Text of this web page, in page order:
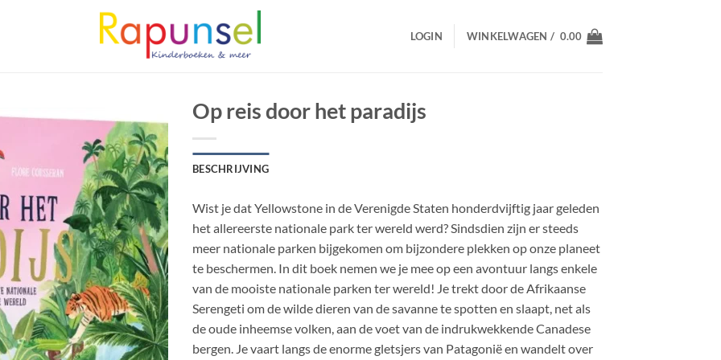
LOGIN WINKELWAGEN / 0.00
Op reis door het paradijs
BESCHRIJVING
Wist je dat Yellowstone in de Verenigde Staten honderdvijftig jaar geleden
het allereerste nationale park ter wereld werd? Sindsdien zijn er steeds
meer nationale parken bijgekomen om bijzondere plekken op onze planeet
te beschermen. In dit boek nemen we je mee op een avontuur langs enkele
van de mooiste nationale parken ter wereld! Je trekt door de Afrikaanse
Serengeti om de wilde dieren van de savanne te spotten en slaapt, net als
de oude inheemse volken, aan de voet van de indrukwekkende Canadese
bergen. Je vaart langs de enorme gletsjers van Patagonië en wandelt over